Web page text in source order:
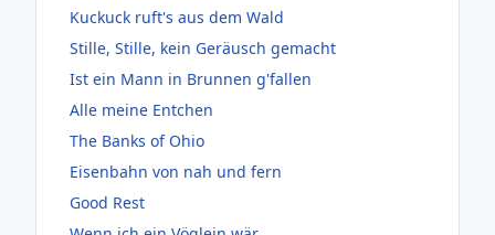
Kuckuck ruft's aus dem Wald
Stille, Stille, kein Geräusch gemacht
Ist ein Mann in Brunnen g'fallen
Alle meine Entchen
The Banks of Ohio
Eisenbahn von nah und fern
Good Rest